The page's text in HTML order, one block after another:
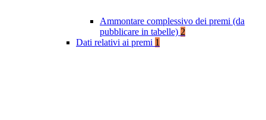
Ammontare complessivo dei premi (da
pubblicare in tabelle) 2
Dati relativi ai premi 1